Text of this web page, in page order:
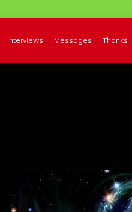
Interviews Messages Thanks